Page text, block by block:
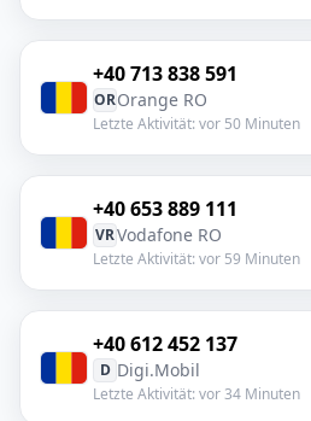
+40 713 838 591
OROrange RO
Letzte Aktivität: vor 50 Minuten
+40 653 889 111
VRVodafone RO
Letzte Aktivität: vor 59 Minuten
+40 612 452 137
D Digi.Mobil
Letzte Aktivität: vor 34 Minuten